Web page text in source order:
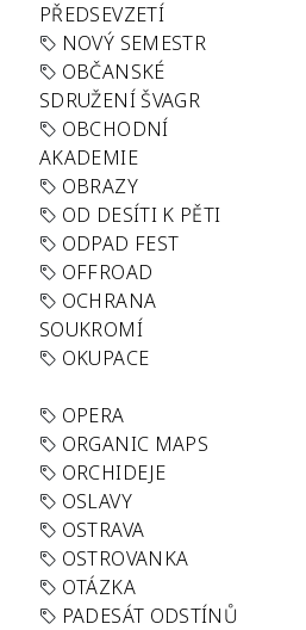
PŘEDSEVZETÍ
NOVÝ SEMESTR
OBČANSKÉ
SDRUŽENÍ ŠVAGR
OBCHODNÍ
AKADEMIE
OBRAZY
OD DESÍTI K PĚTI
ODPAD FEST
OFFROAD
OCHRANA
SOUKROMÍ
OKUPACE
OPERA
ORGANIC MAPS
ORCHIDEJE
OSLAVY
OSTRAVA
OSTROVANKA
OTÁZKA
PADESÁT ODSTÍNŮ